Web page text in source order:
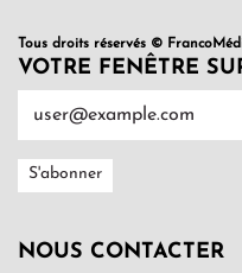
Tous droits réservés ©
VOTRE FENÊTRE
NOUS CONTACTER